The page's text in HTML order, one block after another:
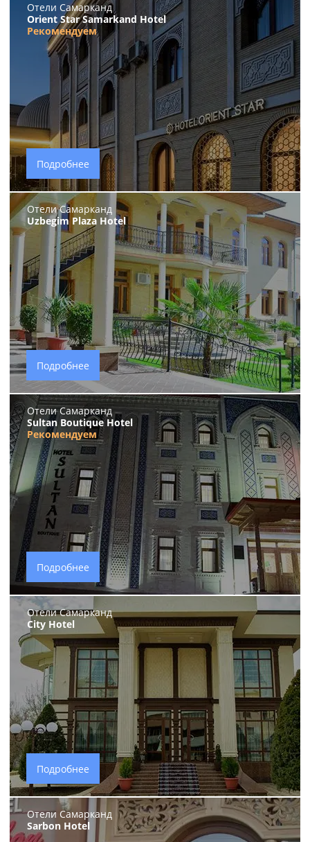
Отели Самарканд
Orient Star Samarkand Hotel
Рекомендуем
Подробнее
Отели Самарканд
Uzbegim Plaza Hotel
Подробнее
Отели Самарканд
Sultan Boutique Hotel
Рекомендуем
Подробнее
Отели Самарканд
City Hotel
Подробнее
Отели Самарканд
Sarbon Hotel